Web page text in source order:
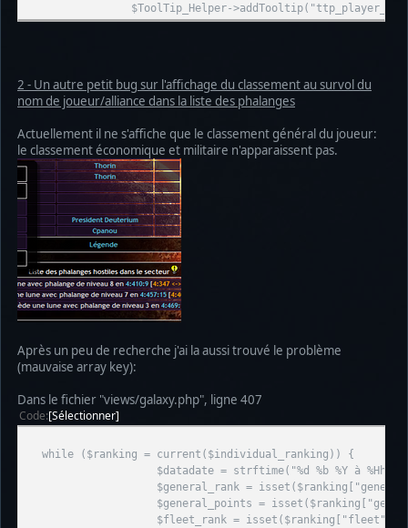
$ToolTip_Helper-
2 - Un autre petit bug sur l'affichage du classement au survol du
nom de joueur/alliance dans la liste des phalanges
Actuellement il ne s'affiche que le classement général du joueur:
le classement économique et militaire n'apparaissent pas.
Après un peu de recherche j'ai la aussi trouvé le problème
(mauvaise array key):
Dans le fichier "views/galaxy.php", ligne 407
Code Sélectionner
while ($ranking = current($individual_ranking)) {
$datadate = strftime("%d %b %Y à %Hh",
$general_rank = isset($ranking["general"]) ?
$general_points = isset($ranking["general"]) ?
$fleet_rank = isset($ranking["fleet"]) ?